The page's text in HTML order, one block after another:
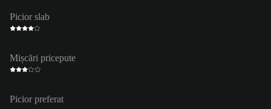
Picior slab
Mișcări pricepute
Picior preferat